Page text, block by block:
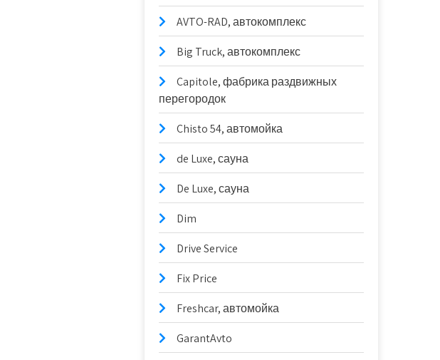
AVTO-RAD, автокомплекс
Big Truck, автокомплекс
Capitole, фабрика раздвижных
перегородок
Chisto 54, автомойка
de Luxe, сауна
De Luxe, сауна
Dim
Drive Service
Fix Price
Freshcar, автомойка
GarantAvto